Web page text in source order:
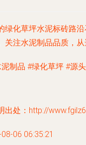
绿化草坪水泥标砖路
关注水泥制品品质，
泥制品 #绿化草坪 #源
出处：http://
06 06:35:21